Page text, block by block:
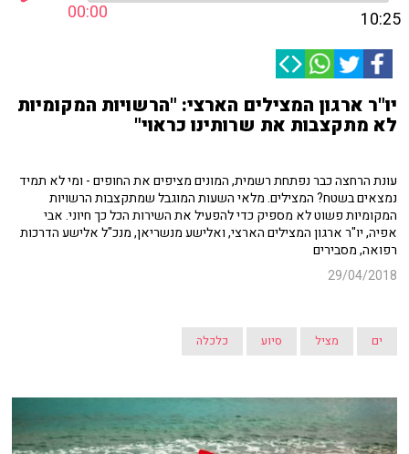
00:00 10:25
יו"ר ארגון המצילים הארצי: "הרשויות המקומיות
לא מתקצבות את שרותינו כראוי"
עונת הרחצה כבר נפתחת רשמית, המונים מציפים את החופים - ומי לא תמיד
נמצאים בשטח? המצילים. מלאי השעות המוגבל שמתקצבות הרשויות
המקומיות פשוט לא מספיק כדי להפעיל את השירות הכל כך חיוני. אבי
אפיה, יו"ר ארגון המצילים הארצי, ואלישע מנשריאן, מנכ"ל אלישע הדרכות
רפואה, מסבירים
29/04/2018
ים מציל סיוע כלכלה